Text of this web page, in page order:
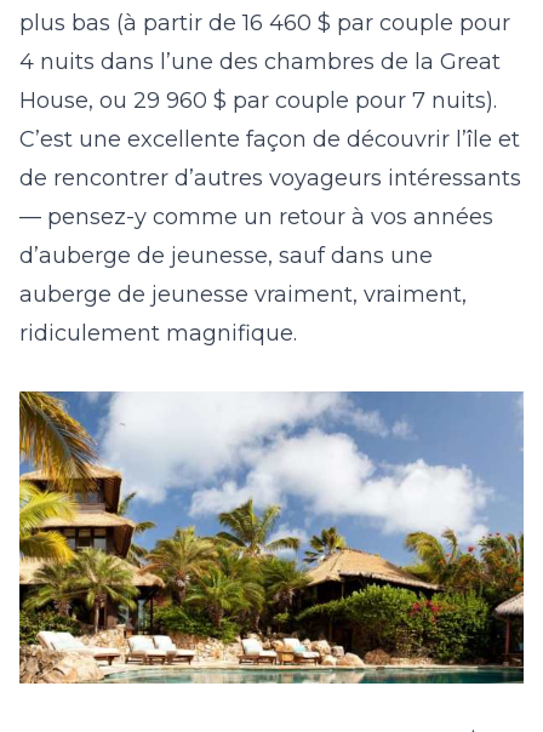
plus bas (à partir de 16 460 $ par couple pour
4 nuits dans l’une des chambres de la Great
House, ou 29 960 $ par couple pour 7 nuits).
C’est une excellente façon de découvrir l’île et
de rencontrer d’autres voyageurs intéressants
— pensez-y comme un retour à vos années
d’auberge de jeunesse, sauf dans une
auberge de jeunesse vraiment, vraiment,
ridiculement magnifique.